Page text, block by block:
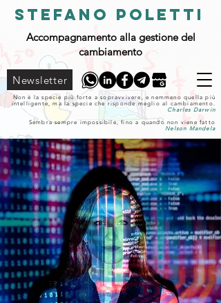
STEFANO POLETTI
Accompagnamento alla gestione del
cambiamento
Newsletter
Non è la specie più forte a sopravvivere, e nemmeno quella più
intelligente, ma la specie che risponde meglio al cambiamento.
Charles Darwin
Sembra sempre impossibile, fino a quando non viene fatto
Nelson Mandela